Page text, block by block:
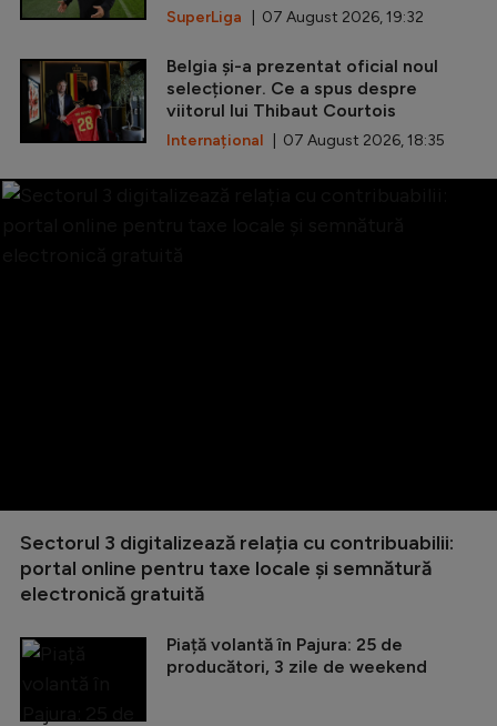
SuperLiga | 07 August 2026, 19:32
Belgia și-a prezentat oficial noul
selecționer. Ce a spus despre
viitorul lui Thibaut Courtois
Internațional | 07 August 2026, 18:35
Sectorul 3 digitalizează relația cu contribuabilii:
portal online pentru taxe locale și semnătură
electronică gratuită
Piață volantă în Pajura: 25 de
producători, 3 zile de weekend